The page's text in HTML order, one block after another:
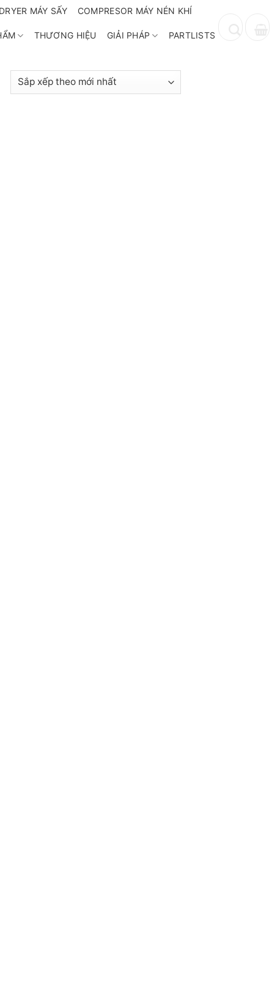
DRYER MÁY SẤY COMPRESOR MÁY NÉN KHÍ
THƯƠNG HIỆU GIẢI PHÁP PARTLISTS